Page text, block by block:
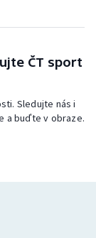
ČT sport
Sledujte nás i
a buďte v obraze.